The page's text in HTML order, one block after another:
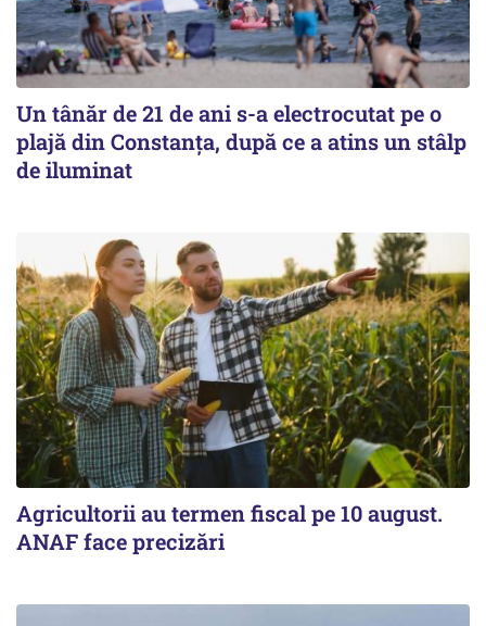
Un tânăr de 21 de ani s-a electrocutat pe o
plajă din Constanța, după ce a atins un stâlp
de iluminat
Agricultorii au termen fiscal pe 10 august.
ANAF face precizări